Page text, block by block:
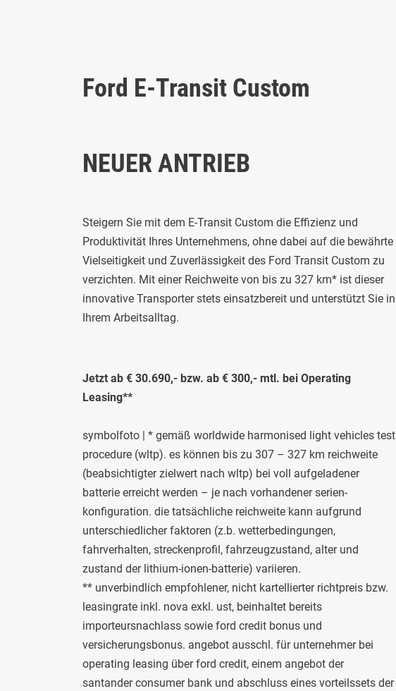
Ford E-Transit Custom
NEUER ANTRIEB
Steigern Sie mit dem E-Transit Custom die Effizienz und
Produktivität Ihres Unternehmens, ohne dabei auf die bewährte
Vielseitigkeit und Zuverlässigkeit des Ford Transit Custom zu
verzichten. Mit einer Reichweite von bis zu 327 km* ist dieser
innovative Transporter stets einsatzbereit und unterstützt Sie in
Ihrem Arbeitsalltag.
Jetzt ab € 30.690,- bzw. ab € 300,- mtl. bei Operating
Leasing**
symbolfoto | * gemäß worldwide harmonised light vehicles test
procedure (wltp). es können bis zu 307 – 327 km reichweite
(beabsichtigter zielwert nach wltp) bei voll aufgeladener
batterie erreicht werden – je nach vorhandener serien-
konfiguration. die tatsächliche reichweite kann aufgrund
unterschiedlicher faktoren (z.b. wetterbedingungen,
fahrverhalten, streckenprofil, fahrzeugzustand, alter und
zustand der lithium-ionen-batterie) variieren.
** unverbindlich empfohlener, nicht kartellierter richtpreis bzw.
leasingrate inkl. nova exkl. ust, beinhaltet bereits
importeursnachlass sowie ford credit bonus und
versicherungsbonus. angebot ausschl. für unternehmer bei
operating leasing über ford credit, einem angebot der
santander consumer bank und abschluss eines vorteilssets der